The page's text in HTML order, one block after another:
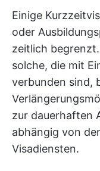
Einige
oder
zeitlich
solche, die mit
verbunden sind,
zur dauerhaften
abhängig von
Visadiensten.